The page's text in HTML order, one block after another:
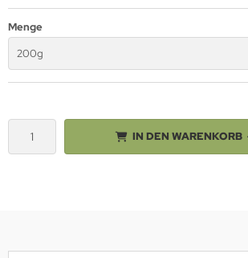
Menge
200g
IN DEN WARENKORB